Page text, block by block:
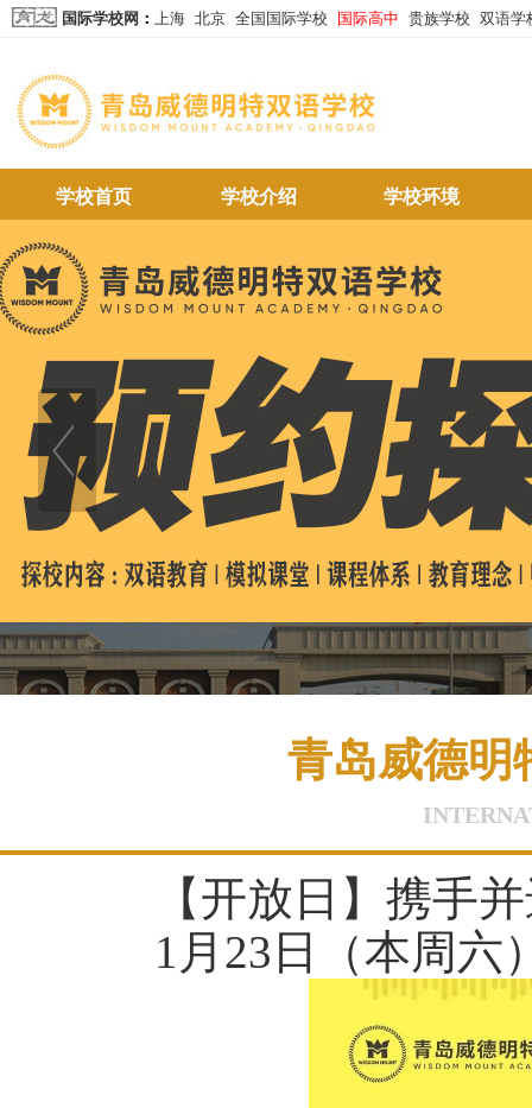
国际学校网 ： 上海 北京 全国国际学校 国际高中 贵族学校 双语学
学校首页 学校介绍 学校环境
青岛威德明
【开放日】携手
1月23日（本周六